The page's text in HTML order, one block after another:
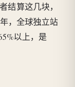
结算这几块，
，全球独立站
以上，是